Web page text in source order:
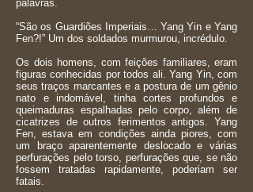
palavras.
“São os Guardiões Imperiais… Yang Yin e Yang
Fen?!” Um dos soldados murmurou, incrédulo.
Os dois homens, com feições familiares, eram
figuras conhecidas por todos ali. Yang Yin, com
seus traços marcantes e a postura de um gênio
nato e indomável, tinha cortes profundos e
queimaduras espalhadas pelo corpo, além de
cicatrizes de outros ferimentos antigos. Yang
Fen, estava em condições ainda piores, com
um braço aparentemente deslocado e várias
perfurações pelo torso, perfurações que, se não
fossem tratadas rapidamente, poderiam ser
fatais.